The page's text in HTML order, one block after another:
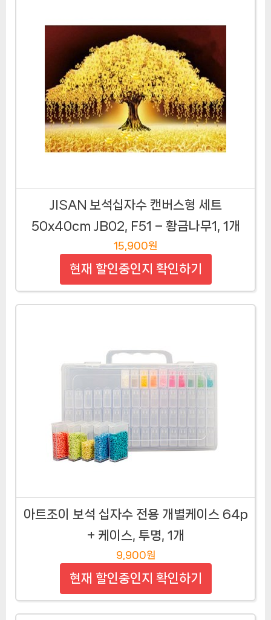
JISAN 보석십자수 캔버스형 세트
50x40cm JB02, F51 – 황금나무1, 1개
15,900원
현재 할인중인지 확인하기
아트조이 보석 십자수 전용 개별케이스 64p
+ 케이스, 투명, 1개
9,900원
현재 할인중인지 확인하기